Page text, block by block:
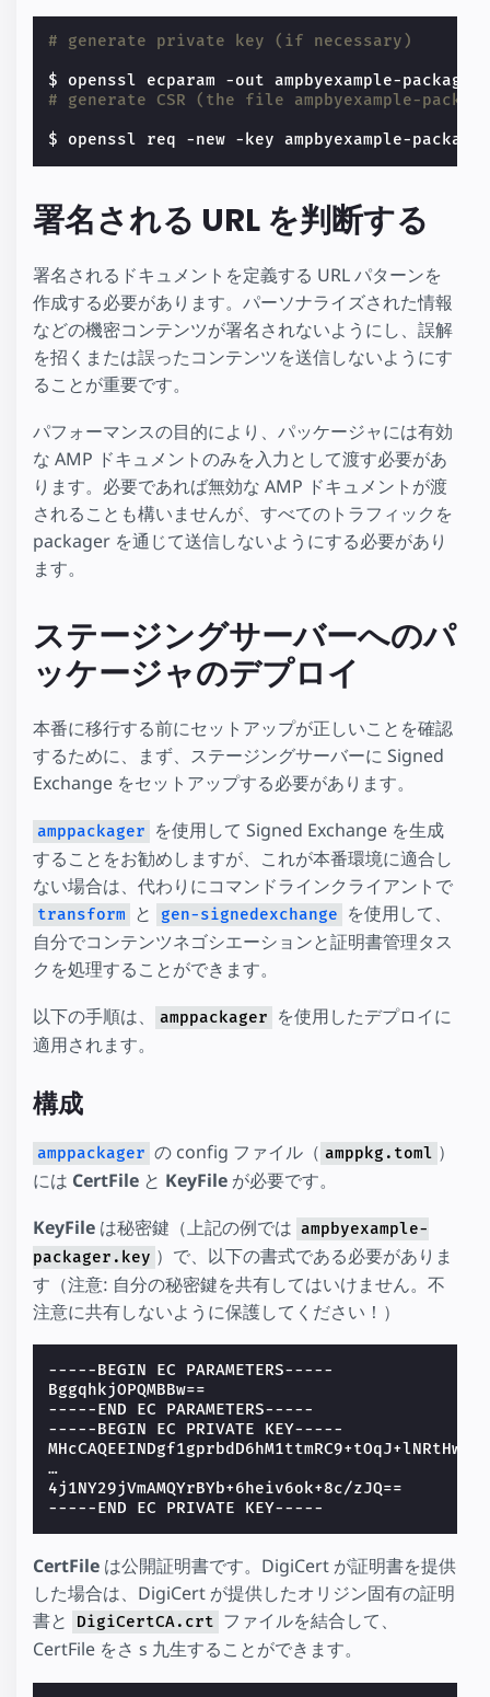
# generate private key (if necessary)
# generate CSR (the file ampbyexample-
$ openssl req -new -key ampbyexample-
署名される URL を判断する
署名されるドキュメントを定義する URL パターンを
作成する必要があります。パーソナライズされた情報
などの機密コンテンツが署名されないようにし、誤解
を招くまたは誤ったコンテンツを送信しないようにす
ることが重要です。
パフォーマンスの目的により、パッケージャには有効
な AMP ドキュメントのみを入力として渡す必要があ
ります。必要であれば無効な AMP ドキュメントが渡
されることも構いませんが、すべてのトラフィックを
packager を通じて送信しないようにする必要があり
ます。
ステージングサーバーへのパ
ッケージャのデプロイ
本番に移行する前にセットアップが正しいことを確認
するために、まず、ステージングサーバーに Signed
Exchange をセットアップする必要があります。
amppackager
を使用して Signed Exchange を生成
することをお勧めしますが、これが本番環境に適合し
ない場合は、代わりにコマンドラインクライアントで
transform と gen-signedexchange
を使用して、
自分でコンテンツネゴシエーションと証明書管理タス
クを処理することができます。
以下の手順は、
amppackager
を使用したデプロイに
適用されます。
構成
amppackager の config ファイル（ amppkg.toml ）
には CertFile と KeyFile が必要です。
KeyFile は秘密鍵（上記の例では ampbyexample-
packager.key ）で、以下の書式である必要がありま
す（注意: 自分の秘密鍵を共有してはいけません。不
注意に共有しないように保護してください！）
-----BEGIN EC PARAMETERS-----
BggqhkjOPQMBBw==
-----END EC PARAMETERS-----
-----BEGIN EC PRIVATE KEY-----
…
4j1NY29jVmAMQYrBYb+6heiv6ok+8c/zJQ==
-----END EC PRIVATE KEY-----
CertFile は公開証明書です。DigiCert が証明書を提供
した場合は、DigiCert が提供したオリジン固有の証明
書と
DigiCertCA.crt ファイルを結合して、
CertFile をさ s 九生することができます。